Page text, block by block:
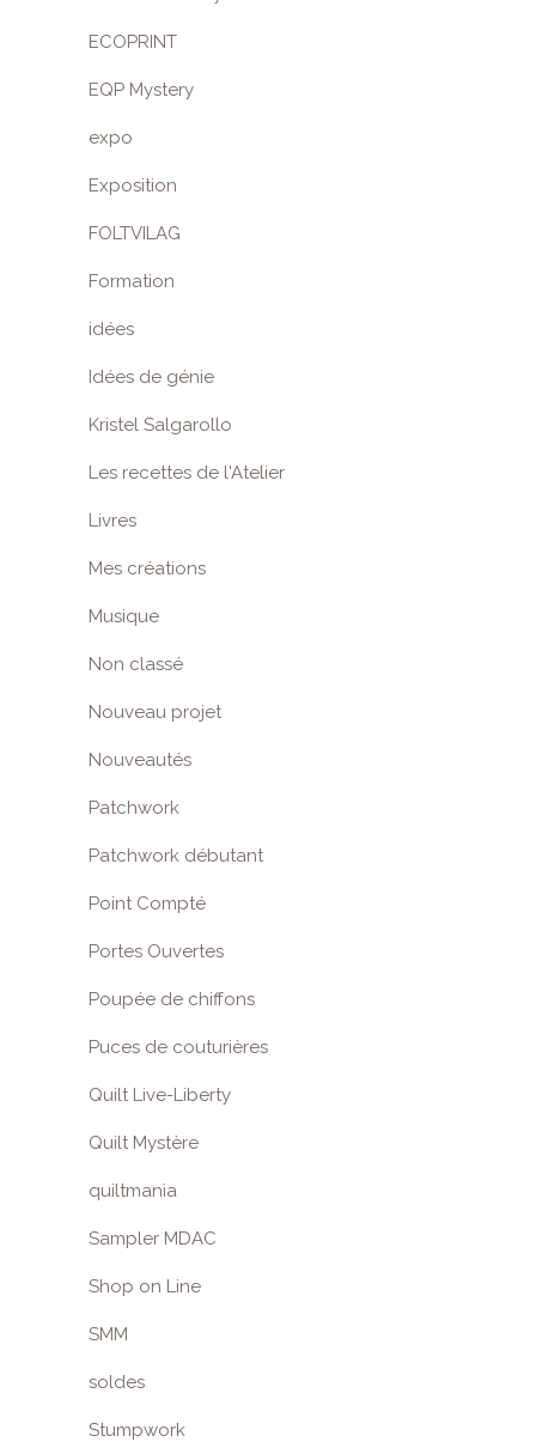
ECOPRINT
EQP Mystery
expo
Exposition
FOLTVILAG
Formation
idées
Idées de génie
Kristel Salgarollo
Les recettes de l'Atelier
Livres
Mes créations
Musique
Non classé
Nouveau projet
Nouveautés
Patchwork
Patchwork débutant
Point Compté
Portes Ouvertes
Poupée de chiffons
Puces de couturières
Quilt Live-Liberty
Quilt Mystère
quiltmania
Sampler MDAC
Shop on Line
SMM
soldes
Stumpwork